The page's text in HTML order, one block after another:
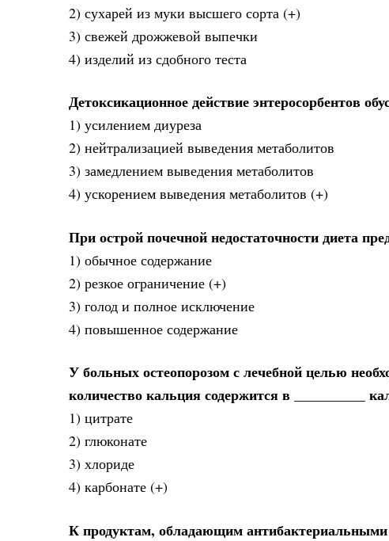
2) сухарей из муки высшего сорта (+)
3) свежей дрожжевой выпечки
4) изделий из сдобного теста
Детоксикационное действие энтеросорбентов
1) усилением диуреза
2) нейтрализацией выведения метаболитов
3) замедлением выведения метаболитов
4) ускорением выведения метаболитов (+)
При острой почечной недостаточности диета
1) обычное содержание
2) резкое ограничение (+)
3) голод и полное исключение
4) повышенное содержание
У больных остеопорозом с лечебной целью
количество кальция содержится в __________
1) цитрате
2) глюконате
3) хлориде
4) карбонате (+)
К продуктам, обладающим антибактериальными